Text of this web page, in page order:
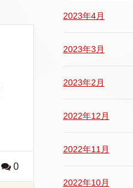
0
2023年4月
2023年3月
2023年2月
2022年12月
2022年11月
2022年10月